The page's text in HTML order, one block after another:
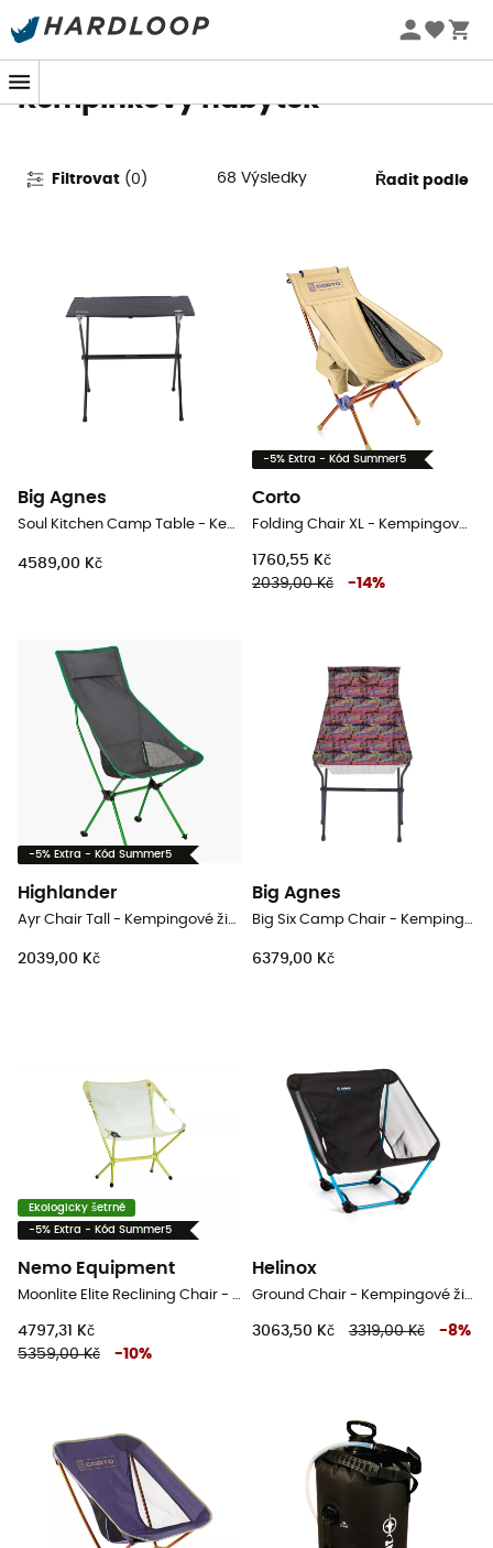
Letní akce 🔥 -5 % EXTRA při nákupu 2 produktů* s kódem
Kempinkový nábytek
Filtrovat (0 ) 68 Výsledky Řadit podle
Big Agnes
Soul Kitchen Camp Table - Kempingový stolek
4589,00 Kč
-5% Extra - Kód Summer5
Corto
Folding Chair XL - Kempingové židli
1760,55 Kč
2039,00 Kč
-14%
-5% Extra - Kód Summer5
Highlander
Ayr Chair Tall - Kempingové židli
2039,00 Kč
Big Agnes
Big Six Camp Chair - Kempingové židli
6379,00 Kč
Ekologicky šetrné
-5% Extra - Kód Summer5
Nemo Equipment
Moonlite Elite Reclining Chair - Kempingové židli
4797,31 Kč
5359,00 Kč
-10%
Helinox
Ground Chair - Kempingové židli
3063,50 Kč 3319,00 Kč -8%